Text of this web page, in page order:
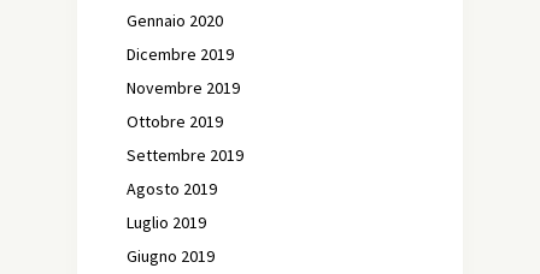
Gennaio 2020
Dicembre 2019
Novembre 2019
Ottobre 2019
Settembre 2019
Agosto 2019
Luglio 2019
Giugno 2019